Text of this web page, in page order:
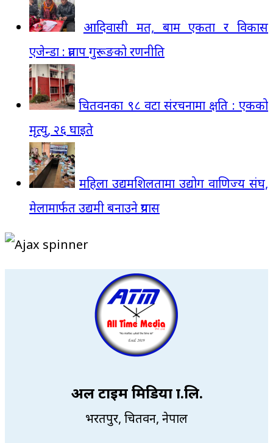
आदिवासी मत, बाम एकता र विकास
एजेन्डा : प्रताप गुरूङको रणनीति
चितवनका ९८ वटा संरचनामा क्षति : एकको
मृत्यु, २६ घाइते
महिला उद्यमशिलतामा उद्योग वाणिज्य संघ,
मेलामार्फत उद्यमी बनाउने प्रयास
अल टाइम मिडिया प्रा.लि.
भरतपुर, चितवन, नेपाल